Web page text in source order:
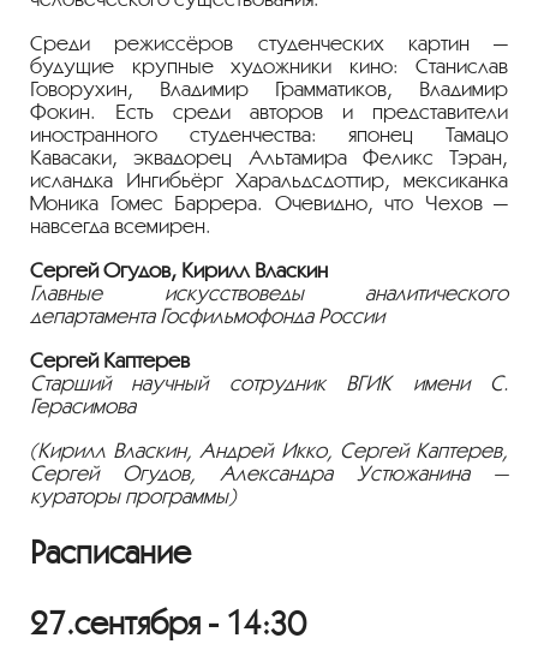
Среди режиссёров студенческих картин —
будущие крупные художники кино: Станислав
Говорухин, Владимир Грамматиков, Владимир
Фокин. Есть среди авторов и представители
иностранного студенчества: японец Тамацо
Кавасаки, эквадорец Альтамира Феликс Тэран,
исландка Ингибьёрг Харальдсдоттир, мексиканка
Моника Гомес Баррера. Очевидно, что Чехов —
навсегда всемирен.
Сергей Огудов, Кирилл Власкин
Главные искусствоведы аналитического
департамента Госфильмофонда России
Сергей Каптерев
Старший научный сотрудник ВГИК имени С.
Герасимова
(Кирилл Власкин, Андрей Икко, Сергей Каптерев,
Сергей Огудов, Александра Устюжанина —
кураторы программы)
Расписание
27.сентября - 14:30